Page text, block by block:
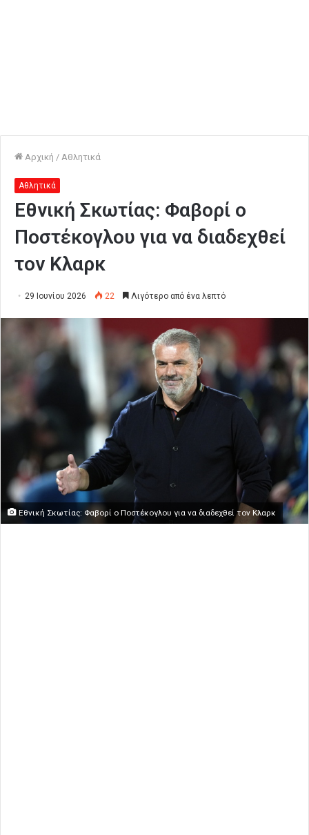
Αρχική / Αθλητικά
Αθλητικά
Εθνική Σκωτίας: Φαβορί ο
Ποστέκογλου για να διαδεχθεί
τον Κλαρκ
29 Ιουνίου 2026 22 Λιγότερο από ένα λεπτό
Εθνική Σκωτίας: Φαβορί ο Ποστέκογλου για να διαδεχθεί τον Κλαρκ